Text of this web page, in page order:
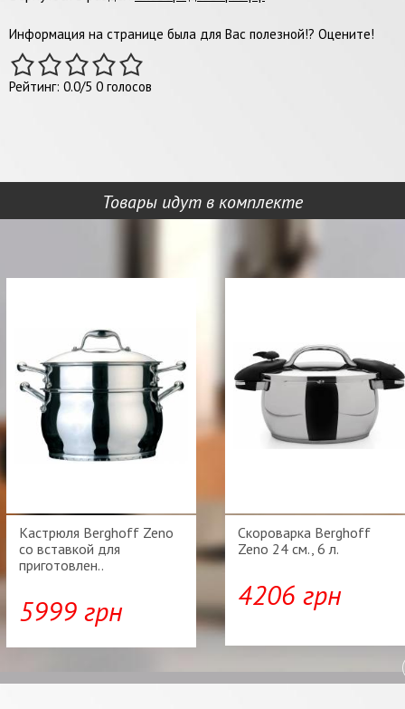
Информация на странице была для Вас полезной!? Оцените!
Рейтинг: 0.0/5 0 голосов
Товары идут в комплекте
Кастрюля Berghoff Zeno
со вставкой для
приготовлен..
5999 грн
Скороварка Berghoff
Zeno 24 см., 6 л.
4206 грн